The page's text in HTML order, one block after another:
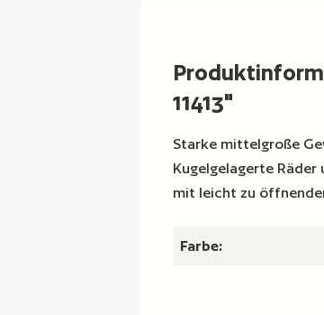
11413"
Starke mittelgroße
Kugelgelagerte
mit leicht zu
Farbe: